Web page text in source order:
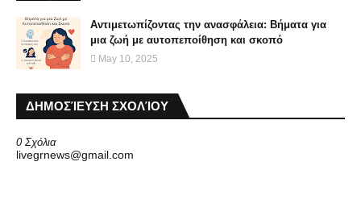
Αντιμετωπίζοντας την ανασφάλεια: Βήματα για
μια ζωή με αυτοπεποίθηση και σκοπό
May 10, 2025
ΔΗΜΟΣΊΕΥΣΗ ΣΧΟΛΊΟΥ
0 Σχόλια
livegrnews@gmail.com